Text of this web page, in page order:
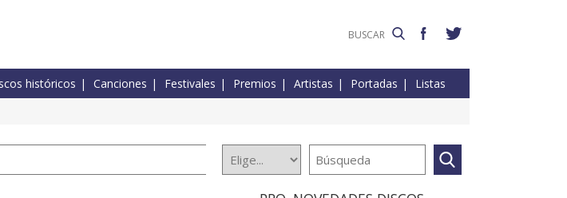
históricos Canciones Festivales Premios Artistas Portadas Listas